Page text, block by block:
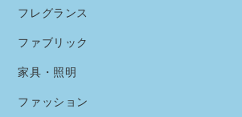
フレグランス
ファブリック
家具・照明
ファッション